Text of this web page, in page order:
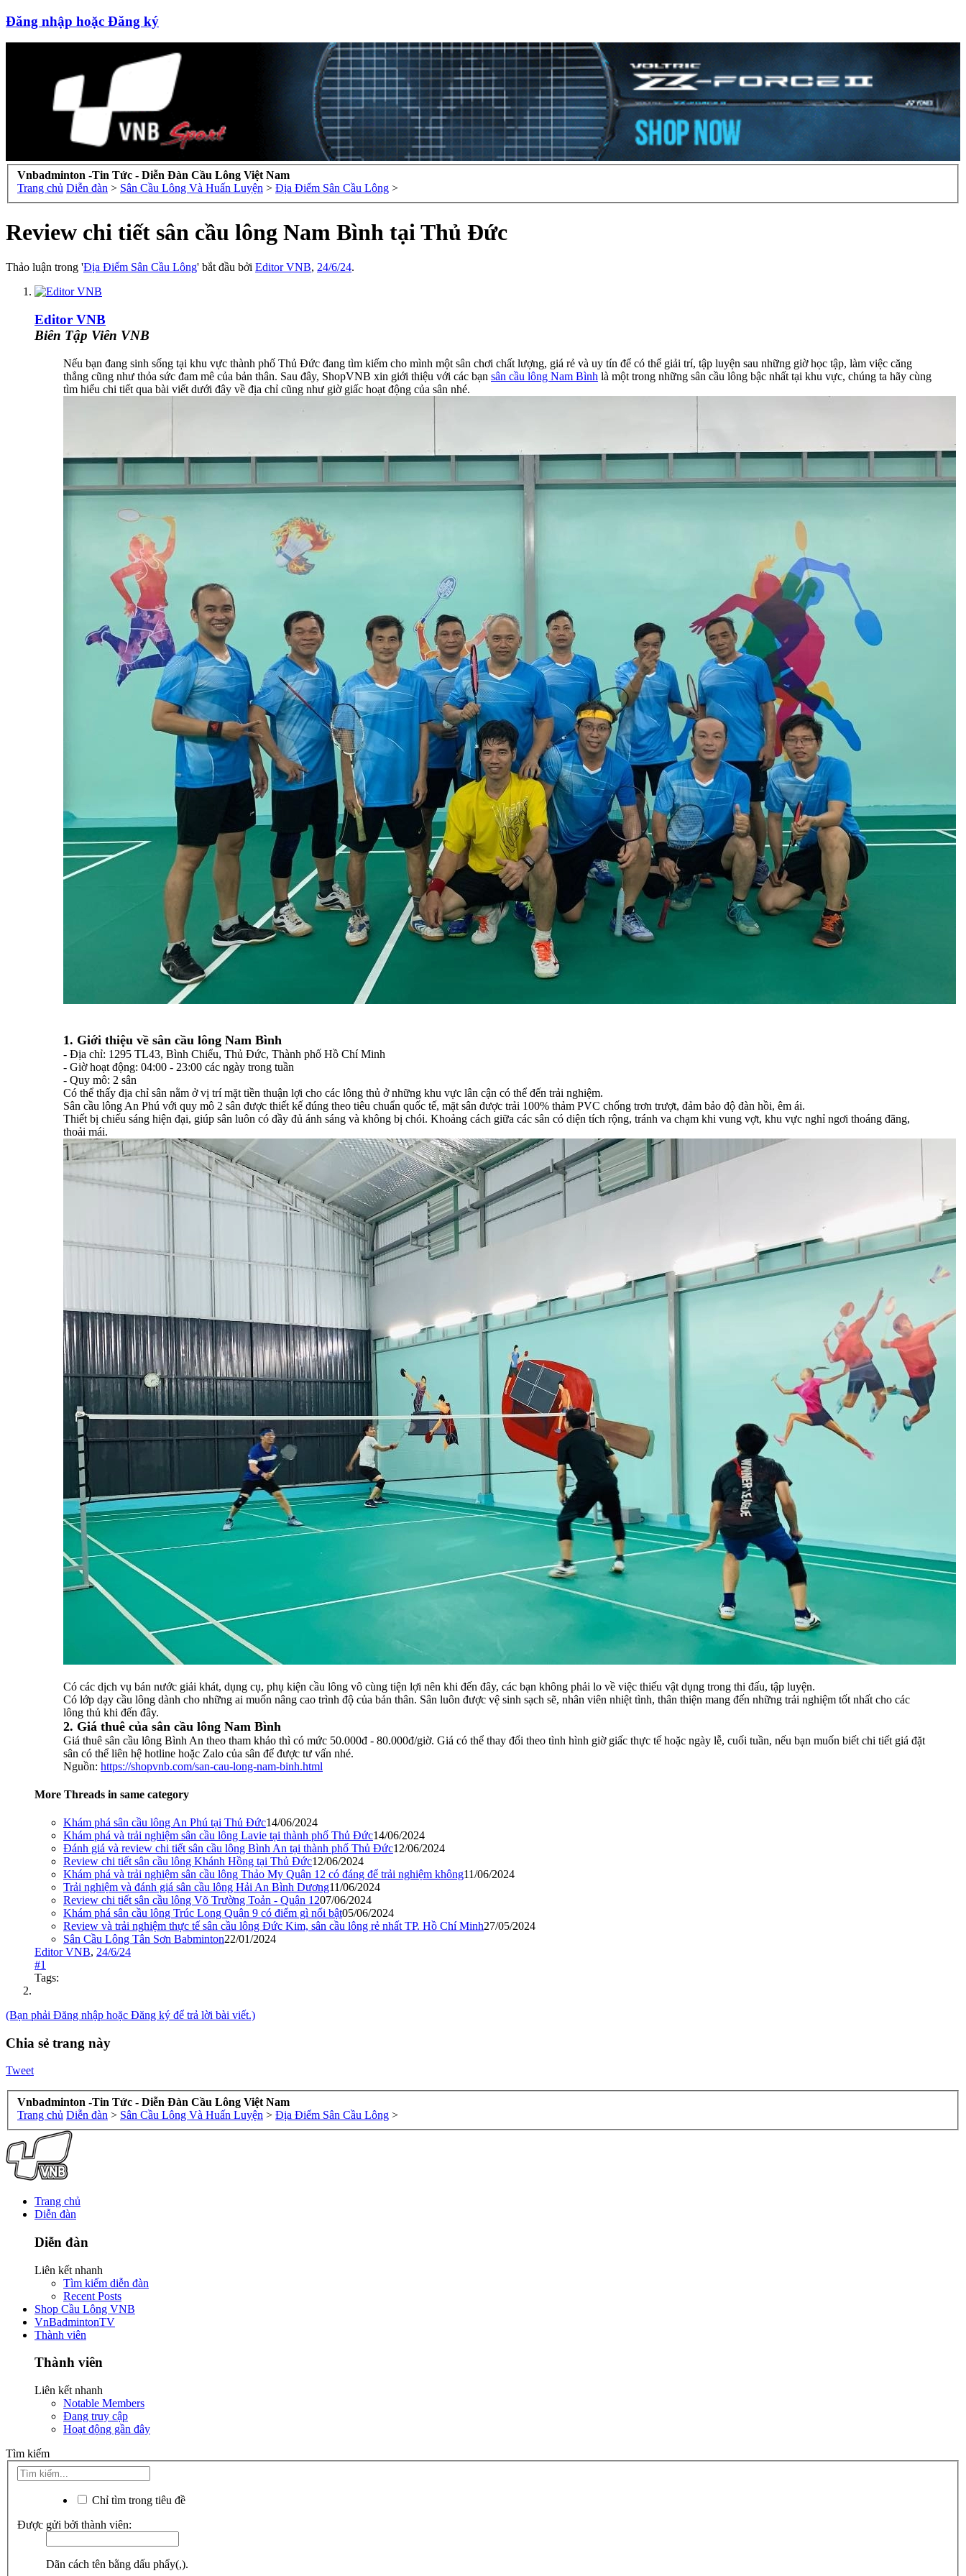
Đăng nhập hoặc Đăng ký
Vnbadminton -Tin Tức - Diễn Đàn Cầu Lông Việt Nam
Trang chủ Diễn đàn > Sân Cầu Lông Và Huấn Luyện > Địa Điểm Sân Cầu Lông >
Review chi tiết sân cầu lông Nam Bình tại Thủ Đức
Thảo luận trong 'Địa Điểm Sân Cầu Lông' bắt đầu bởi Editor VNB, 24/6/24.
Editor VNB
Biên Tập Viên VNB
Nếu bạn đang sinh sống tại khu vực thành phố Thủ Đức đang tìm kiếm cho mình một sân chơi chất lượng, giá rẻ và uy tín để có thể giải trí, tập luyện sau những giờ học tập, làm việc căng
thẳng cũng như thỏa sức đam mê của bản thân. Sau đây, ShopVNB xin giới thiệu với các bạn sân cầu lông Nam Bình là một trong những sân cầu lông bậc nhất tại khu vực, chúng ta hãy cùng
tìm hiểu chi tiết qua bài viết dưới đây về địa chỉ cũng như giờ giấc hoạt động của sân nhé.
1. Giới thiệu về sân cầu lông Nam Bình
- Địa chỉ: 1295 TL43, Bình Chiểu, Thủ Đức, Thành phố Hồ Chí Minh
- Giờ hoạt động: 04:00 - 23:00 các ngày trong tuần
- Quy mô: 2 sân
Có thể thấy địa chỉ sân nằm ở vị trí mặt tiền thuận lợi cho các lông thủ ở những khu vực lân cận có thể đến trải nghiệm.
Sân cầu lông An Phú với quy mô 2 sân được thiết kế đúng theo tiêu chuẩn quốc tế, mặt sân được trải 100% thảm PVC chống trơn trượt, đảm bảo độ đàn hồi, êm ái.
Thiết bị chiếu sáng hiện đại, giúp sân luôn có đầy đủ ánh sáng và không bị chói. Khoảng cách giữa các sân có diện tích rộng, tránh va chạm khi vung vợt, khu vực nghỉ ngơi thoáng đãng,
thoải mái.
Có các dịch vụ bán nước giải khát, dụng cụ, phụ kiện cầu lông vô cùng tiện lợi nên khi đến đây, các bạn không phải lo về việc thiếu vật dụng trong thi đấu, tập luyện.
Có lớp dạy cầu lông dành cho những ai muốn nâng cao trình độ của bản thân. Sân luôn được vệ sinh sạch sẽ, nhân viên nhiệt tình, thân thiện mang đến những trải nghiệm tốt nhất cho các
lông thủ khi đến đây.
2. Giá thuê của sân cầu lông Nam Bình
Giá thuê sân cầu lông Bình An theo tham khảo thì có mức 50.000đ - 80.000đ/giờ. Giá có thể thay đổi theo tình hình giờ giấc thực tế hoặc ngày lễ, cuối tuần, nếu bạn muốn biết chi tiết giá đặt
sân có thể liên hệ hotline hoặc Zalo của sân để được tư vấn nhé.
Nguồn: https://shopvnb.com/san-cau-long-nam-binh.html
More Threads in same category
Khám phá sân cầu lông An Phú tại Thủ Đức14/06/2024
Khám phá và trải nghiệm sân cầu lông Lavie tại thành phố Thủ Đức14/06/2024
Đánh giá và review chi tiết sân cầu lông Bình An tại thành phố Thủ Đức12/06/2024
Review chi tiết sân cầu lông Khánh Hồng tại Thủ Đức12/06/2024
Khám phá và trải nghiệm sân cầu lông Thảo My Quận 12 có đáng để trải nghiệm không11/06/2024
Trải nghiệm và đánh giá sân cầu lông Hải An Bình Dương11/06/2024
Review chi tiết sân cầu lông Võ Trường Toản - Quận 1207/06/2024
Khám phá sân cầu lông Trúc Long Quận 9 có điểm gì nổi bật05/06/2024
Review và trải nghiệm thực tế sân cầu lông Đức Kim, sân cầu lông rẻ nhất TP. Hồ Chí Minh27/05/2024
Sân Cầu Lông Tân Sơn Babminton22/01/2024
Editor VNB, 24/6/24
#1
Tags:
(Bạn phải Đăng nhập hoặc Đăng ký để trả lời bài viết.)
Chia sẻ trang này
Tweet
Vnbadminton -Tin Tức - Diễn Đàn Cầu Lông Việt Nam
Trang chủ Diễn đàn > Sân Cầu Lông Và Huấn Luyện > Địa Điểm Sân Cầu Lông >
Trang chủ
Diễn đàn
Diễn đàn
Liên kết nhanh
Tìm kiếm diễn đàn
Recent Posts
Shop Cầu Lông VNB
VnBadmintonTV
Thành viên
Thành viên
Liên kết nhanh
Notable Members
Đang truy cập
Hoạt động gần đây
Tìm kiếm
Chỉ tìm trong tiêu đề
Được gửi bởi thành viên:
Dãn cách tên bằng dấu phẩy(,).